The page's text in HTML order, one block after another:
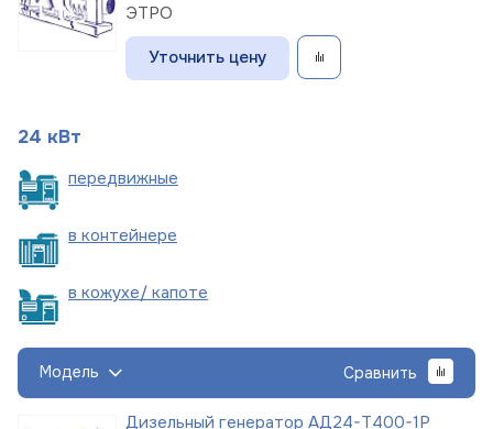
ЭТРО
Уточнить цену
24 кВт
передвижные
в контейнере
в кожухе/ капоте
Модель Сравнить
Дизельный генератор АД24-Т400-1Р